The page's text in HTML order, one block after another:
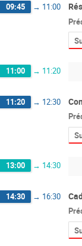
09:45 → 11:00
11:00 → 11:20
11:20 → 12:30
13:00 → 14:30
14:30 → 16:30